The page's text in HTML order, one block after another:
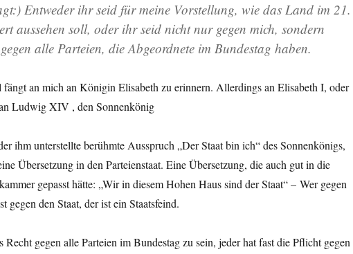
Entweder ihr seid für meine Vorstellung, wie das Land im 21.
aussehen soll, oder ihr seid nicht nur gegen mich, sondern
alle Parteien, die Abgeordnete im Bundestag haben.
an mich an Königin Elisabeth zu erinnern. Allerdings an Elisabeth I, oder
Ludwig XIV , den Sonnenkönig
ihm unterstellte berühmte Ausspruch „Der Staat bin ich“ des Sonnenkönigs,
Übersetzung in den Parteienstaat. Eine Übersetzung, die auch gut in die
gepasst hätte: „Wir in diesem Hohen Haus sind der Staat“ – Wer gegen
gegen den Staat, der ist ein Staatsfeind.
Recht gegen alle Parteien im Bundestag zu sein, jeder hat fast die Pflicht gegen